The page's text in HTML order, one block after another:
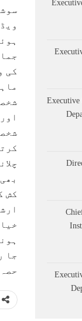
کی
کش
جا
Executive